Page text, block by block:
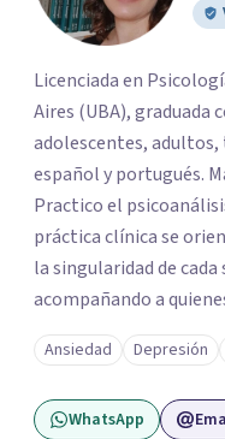
Licenciada en
Aires (UBA), graduada con
adolescentes, adultos,
español y portugués.
Practico el
práctica clínica se
la singularidad de
acompañando a
angustia, dificultades
duelos, crisis vitales,
modos de malestar. La práctica analítica propone un
espacio de palabra
Ansiedad Depresión
WhatsApp